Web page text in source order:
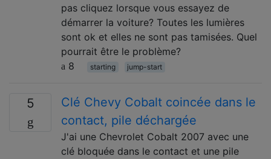
pas cliquez lorsque vous essayez de
démarrer la voiture? Toutes les lumières
sont ok et elles ne sont pas tamisées. Quel
pourrait être le problème?
8
starting jump-start
5
Clé Chevy Cobalt coincée dans le
contact, pile déchargée
J'ai une Chevrolet Cobalt 2007 avec une
clé bloquée dans le contact et une pile